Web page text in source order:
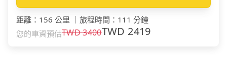
距離 ： 156 公里 旅程時間 ： 111 分鐘
您的車資預估TWD3400TWD 2419